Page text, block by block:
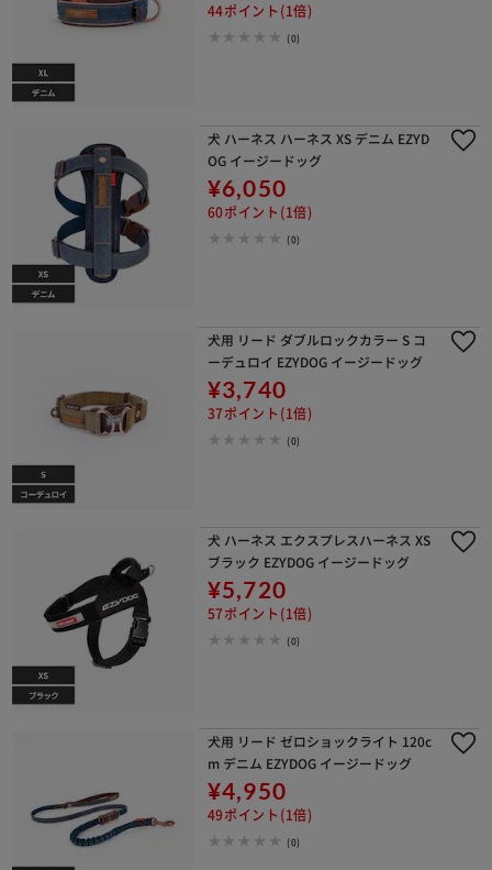
44ポイント(1倍)
(0)
犬 ハーネス ハーネス XS デニム EZYD
OG イージードッグ
¥6,050
60ポイント(1倍)
(0)
犬用 リード ダブルロックカラー S コ
ーデュロイ EZYDOG イージードッグ
¥3,740
37ポイント(1倍)
(0)
犬 ハーネス エクスプレスハーネス XS
ブラック EZYDOG イージードッグ
¥5,720
57ポイント(1倍)
(0)
犬用 リード ゼロショックライト 120c
m デニム EZYDOG イージードッグ
¥4,950
49ポイント(1倍)
(0)